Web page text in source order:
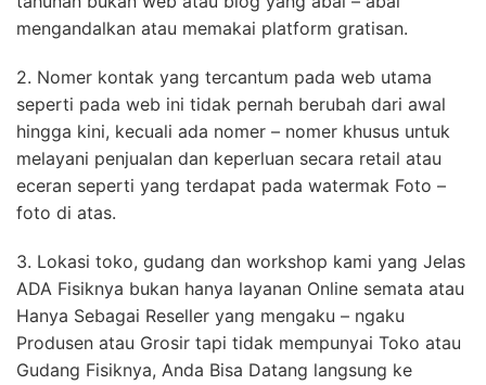
mengandalkan atau memakai platform gratisan.
2. Nomer kontak yang tercantum pada web utama
seperti pada web ini tidak pernah berubah dari awal
hingga kini, kecuali ada nomer – nomer khusus untuk
melayani penjualan dan keperluan secara retail atau
eceran seperti yang terdapat pada watermak Foto –
foto di atas.
3. Lokasi toko, gudang dan workshop kami yang Jelas
ADA Fisiknya bukan hanya layanan Online semata atau
Hanya Sebagai Reseller yang mengaku – ngaku
Produsen atau Grosir tapi tidak mempunyai Toko atau
Gudang Fisiknya, Anda Bisa Datang langsung ke